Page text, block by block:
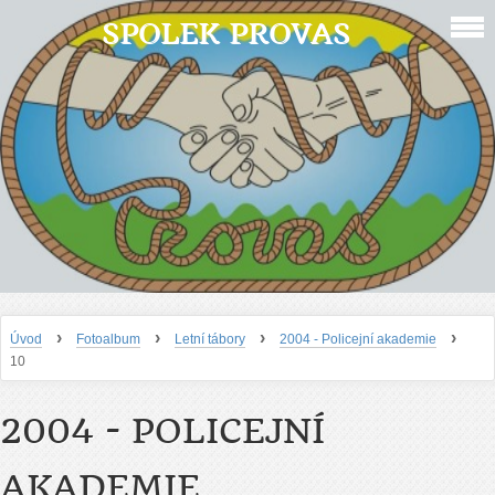
SPOLEK PROVAS
Úvod › Fotoalbum › Letní tábory › 2004 - Policejní akademie ›
10
2004 - POLICEJNÍ